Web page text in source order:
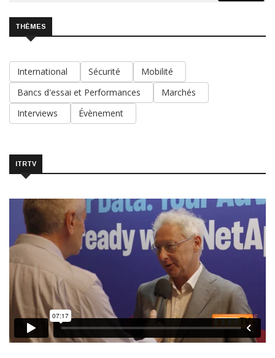
THÈMES
International Sécurité
Mobilité
Bancs d'essai et Performances
Marchés
Interviews
Évènement
ITRTV